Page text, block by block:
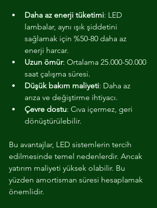
Daha az enerji tüketimi: LED
lambalar, aynı ışık şiddetini
sağlamak için %50-80 daha az
enerji harcar.
Uzun ömür: Ortalama 25.000-50.000
saat çalışma süresi.
Düşük bakım maliyeti: Daha az
arıza ve değiştirme ihtiyacı.
Çevre dostu: Cıva içermez, geri
dönüştürülebilir.
Bu avantajlar, LED sistemlerin tercih
edilmesinde temel nedenlerdir. Ancak
yatırım maliyeti yüksek olabilir. Bu
yüzden amortisman süresi hesaplamak
önemlidir.